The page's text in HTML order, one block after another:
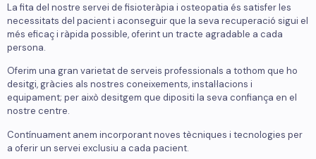
La fita del nostre servei de fisioteràpia i osteopatia és satisfer les
necessitats del pacient i aconseguir que la seva recuperació sigui el
més eficaç i ràpida possible, oferint un tracte agradable a cada
persona.
Oferim una gran varietat de serveis professionals a tothom que ho
desitgi, gràcies als nostres coneixements, instal·lacions i
equipament; per això desitgem que dipositi la seva confiança en el
nostre centre.
Contínuament anem incorporant noves tècniques i tecnologies per
a oferir un servei exclusiu a cada pacient.